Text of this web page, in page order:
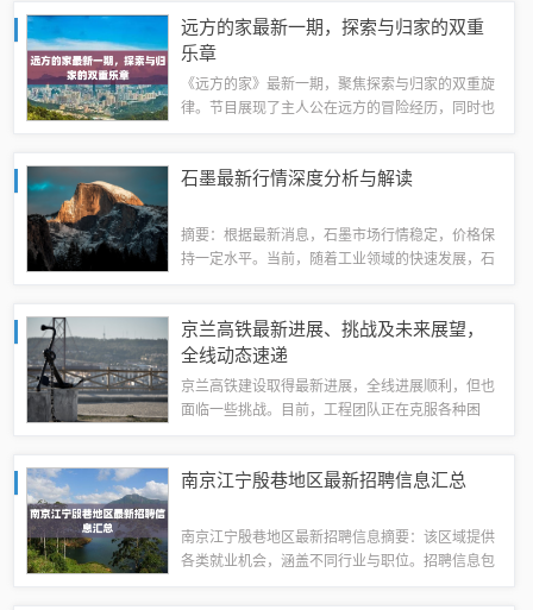
殖户和消费者需关注市场动态，以做出合理决...
远方的家最新一期，探索与归家的双重
乐章
《远方的家》最新一期，聚焦探索与归家的双重旋
律。节目展现了主人公在远方的冒险经历，同时也
感。探索未知与回归家园的情感交织，展现出...
石墨最新行情深度分析与解读
摘要：根据最新消息，石墨市场行情稳定，价格保
持一定水平。当前，随着工业领域的快速发展，石
析，石墨市场前景广阔，但竞争压力较大，投资...
京兰高铁最新进展、挑战及未来展望，
全线动态速递
京兰高铁建设取得最新进展，全线进展顺利，但也
面临一些挑战。目前，工程团队正在克服各种困
线地区的经济和社会发展。该高铁的建设对于完...
南京江宁殷巷地区最新招聘信息汇总
南京江宁殷巷地区最新招聘信息摘要：该区域提供
各类就业机会，涵盖不同行业与职位。招聘信息包